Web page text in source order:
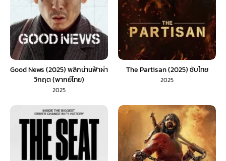
Good News (2025) พลิกน่านฟ้าผ่า
วิกฤต (พากย์ไทย)
2025
The Partisan (2025) ซับไทย
2025